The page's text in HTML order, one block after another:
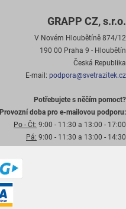
GRAPP CZ, s.r.o.
V Novém Hloubětíně 874/12
190 00 Praha 9 - Hloubětín
Česká Republika
E-mail: podpora@svetrazitek.cz
Potřebujete s něčím pomoct?
Provozní doba pro e-mailovou podporu:
Po - Čt: 9:00 - 11:30 a 13:00 - 17:00
Pá: 9:00 - 11:30 a 13:00 - 14:30